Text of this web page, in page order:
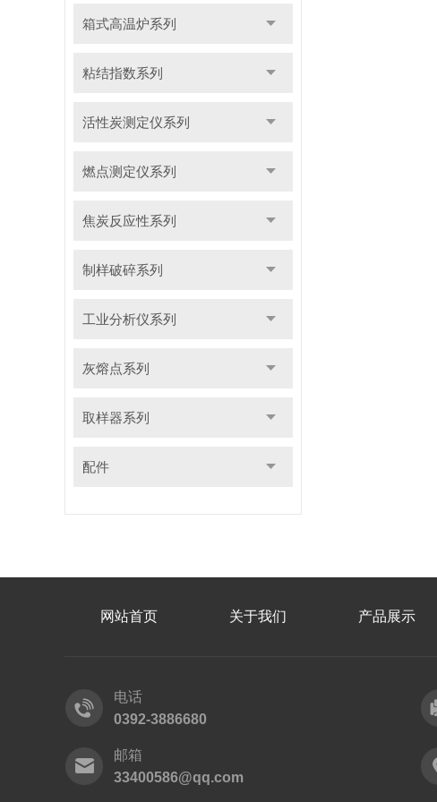
箱式高温炉系列
粘结指数系列
活性炭测定仪系列
燃点测定仪系列
焦炭反应性系列
制样破碎系列
工业分析仪系列
灰熔点系列
取样器系列
配件
网站首页 关于我们 产品展示
电话
0392-3886680
邮箱
33400586@qq.com